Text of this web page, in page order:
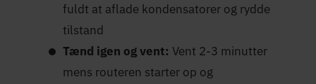
fuldt at aflade kondensatorer og rydde
tilstand
Tænd igen og vent: Vent 2-3 minutter
mens routeren starter op og